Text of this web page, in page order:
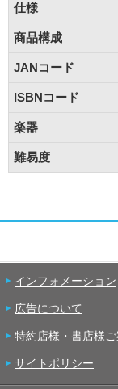
仕様
商品構成
JANコード
ISBNコード
楽器
難易度
インフォメーション
広告について
特約店様・書店様
サイトポリシー